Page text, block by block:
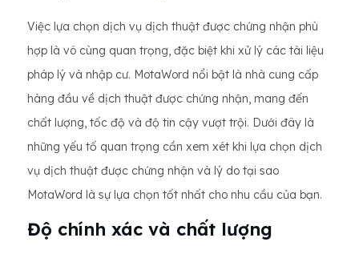
Việc lựa chọn dịch vụ dịch thuật được chứng nhận phù
hợp là vô cùng quan trọng, đặc biệt khi xử lý các tài liệu
pháp lý và nhập cư. MotaWord nổi bật là nhà cung cấp
hàng đầu về dịch thuật được chứng nhận, mang đến
chất lượng, tốc độ và độ tin cậy vượt trội. Dưới đây là
những yếu tố quan trọng cần xem xét khi lựa chọn dịch
vụ dịch thuật được chứng nhận và lý do tại sao
MotaWord là sự lựa chọn tốt nhất cho nhu cầu của bạn.
Độ chính xác và chất lượng